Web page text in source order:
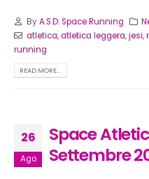
ByA.S.D. Space Running
atletica,atletica leggera,jesi,
running
READ MORE...
26
Ago
Space
Settembre